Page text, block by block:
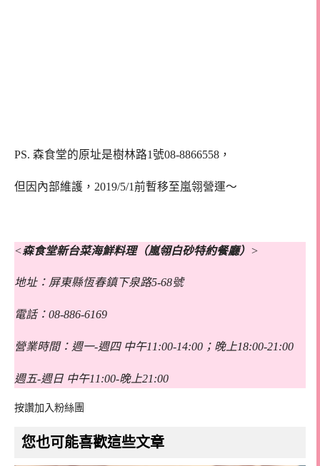
PS. 森食堂的原址是樹林路1號08-8866558，
但因內部維護，2019/5/1前暫移至嵐翎營運～
<森食堂新台菜海鮮料理（嵐翎白砂特約餐廳） >
地址：屏東縣恆春鎮下泉路5-68號
電話：08-886-6169
營業時間：週一-週四 中午11:00-14:00；晚上18:00-21:00
週五-週日 中午11:00-晚上21:00
按讚加入粉絲團
您也可能喜歡這些文章